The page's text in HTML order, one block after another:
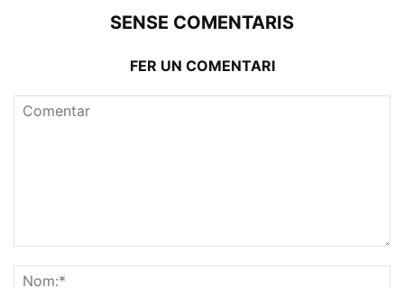
SENSE COMENTARIS
FER UN COMENTARI